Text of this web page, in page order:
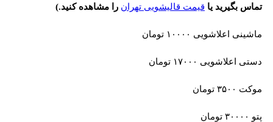
تماس بگیرید یا قیمت قالیشویی تهران را مشاهده کنید.)
ماشینی اعلاشویی ۱۰۰۰۰ تومان
دستی اعلاشویی ۱۷۰۰۰ تومان
موکت ۳۵۰۰ تومان
پتو ۳۰۰۰۰ تومان